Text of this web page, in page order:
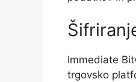
Immediate
trgovsko